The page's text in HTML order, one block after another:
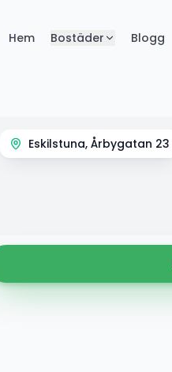
Hem Bostäder Blogg
Eskilstuna, Årbygatan 23